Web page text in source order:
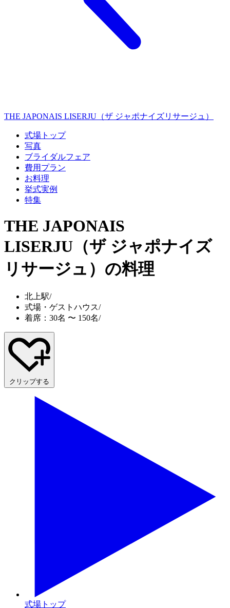
THE JAPONAIS LISERJU（ザ ジャポナイズリサージュ）
式場トップ
写真
ブライダルフェア
費用プラン
お料理
挙式実例
特集
THE JAPONAIS
LISERJU（ザ ジャポナイズ
リサージュ） の料理
北上駅/
式場・ゲストハウス/
着席：30名 〜 150名/
クリップする
式場トップ